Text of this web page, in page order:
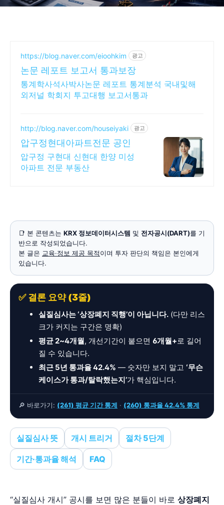
https://blog.naver.com/eioohkim 광고
논문 레포트 보고서 통과보장
통계학사석사박사논문 레포트 통계분석 국내및해
외저널 학회지 투고대행 보고서통과
http://blog.naver.com/houseiyaki 광고
압구정현대아파트전문 공인
압구정 구현대 신현대 한양 미성
아파트 전문 부동산
📑 본 콘텐츠는 KRX 정보데이터시스템 및 전자공시(DART)를 기
반으로 작성되었습니다.
본 글은 교육·정보 제공 목적이며 투자 판단의 책임은 본인에게
있습니다.
✅ 결론 요약 (3줄)
실질심사는 ‘상장폐지 직행’이 아닙니다. (다만 리스
크가 커지는 구간은 명확)
평균 2~4개월, 개선기간이 붙으면 6개월+로 길어
질 수 있습니다.
최근 5년 통과율 42.4% — 숫자만 보지 말고 ‘무슨
케이스가 통과/탈락했는지’가 핵심입니다.
🔎 바로가기: (261) 평균 기간 통계 · (260) 통과율 42.4% 통계
실질심사 뜻 개시 트리거 절차 5단계
기간·통과율 해석 FAQ
“실질심사 개시” 공시를 보면 많은 분들이 바로 상장폐지